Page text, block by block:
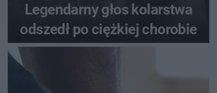
Legendarny głos kolarstwa
odszedł po ciężkiej chorobie